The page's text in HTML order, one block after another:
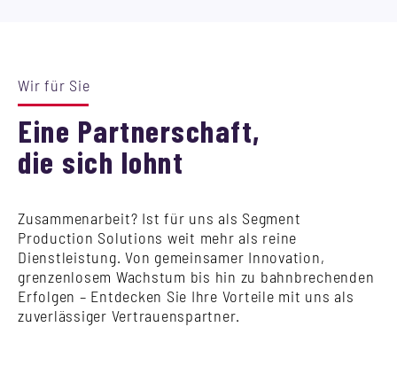
Wir für Sie
Eine Partnerschaft,
die sich lohnt
Zusammenarbeit? Ist für uns als Segment
Production Solutions weit mehr als reine
Dienstleistung. Von gemeinsamer Innovation,
grenzenlosem Wachstum bis hin zu bahnbrechenden
Erfolgen – Entdecken Sie Ihre Vorteile mit uns als
zuverlässiger Vertrauenspartner.